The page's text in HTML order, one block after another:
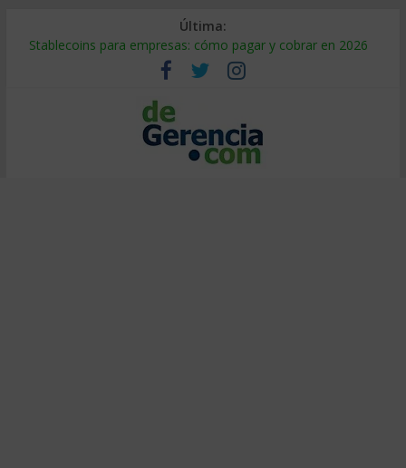
Última:
Stablecoins para empresas: cómo pagar y cobrar en 2026
Despido silencioso: qué es y por qué sale tan caro
IA en selección de personal: cómo auditarla a tiempo
Trabajo forzoso en la cadena de suministro: qué hacer
Mercado hispano de EE. UU.: cómo segmentarlo y venderle